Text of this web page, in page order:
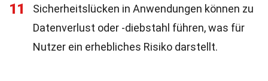
11
Sicherheitslücken in Anwendungen können zu
Datenverlust oder -diebstahl führen, was für
Nutzer ein erhebliches Risiko darstellt.